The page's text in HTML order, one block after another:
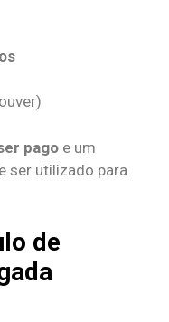
pago e um
ser utilizado para
de